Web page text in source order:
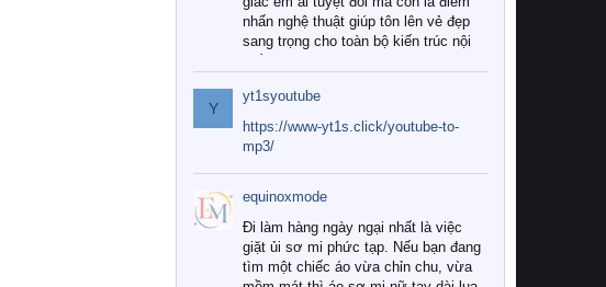
nhấn nghệ thuật giúp tôn lên vẻ đẹp
sang trọng cho toàn bộ kiến trúc nội
Tuy nhiên, giữa thị trường đa dạng
với vô vàn thương hiệu và mẫu mã
như hiện nay, làm thế nào để chọn
được những bộ chăn ga gối đệm cao
cấp thực sự chất lượng, phù hợp với
khí hậu và nhu cầu sử dụng của gia
đình? Hãy cùng chúng tôi đi tìm lời
giải đáp chi tiết qua bài viết dưới đây.
1. Tại sao các gia đình hiện đại lại ưa
Y
yt1syoutube
https://www-yt1s.click/youtube-to-
mp3/
equinoxmode
Đi làm hàng ngày ngại nhất là việc
giặt ủi sơ mi phức tạp. Nếu bạn đang
tìm một chiếc áo vừa chỉn chu, vừa